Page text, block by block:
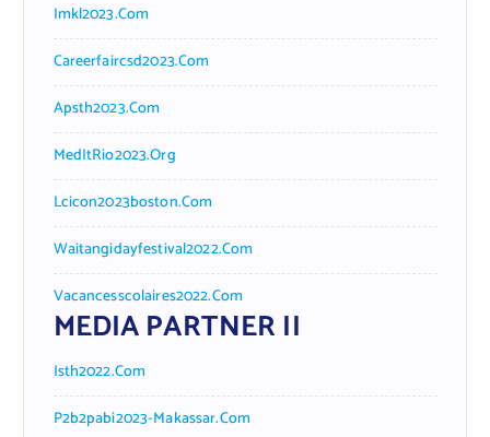
Imkl2023.com
Careerfaircsd2023.com
Apsth2023.com
MedItRio2023.org
Lcicon2023boston.com
Waitangidayfestival2022.com
Vacancesscolaires2022.com
MEDIA PARTNER II
Isth2022.com
P2b2pabi2023-Makassar.com